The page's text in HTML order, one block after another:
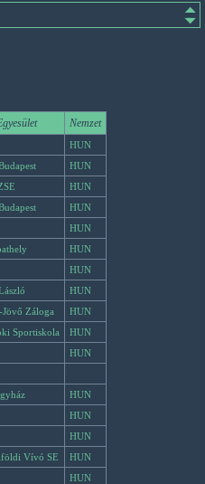
Nemzet
HUN
HUN
HUN
HUN
HUN
HUN
HUN
HUN
Jövő Záloga
HUN
Sportiskola
HUN
HUN
HUN
HUN
HUN
Vívó SE
HUN
HUN